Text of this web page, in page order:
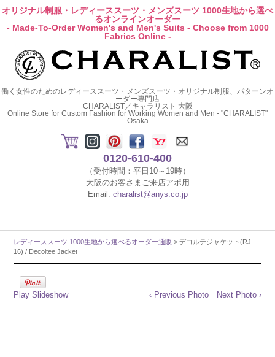
オリジナル制服・レディーススーツ・メンズスーツ 1000生地から選べ
るオンラインオーダー
- Made-To-Order Women's and Men's Suits - Choose from 1000
Fabrics Online -
働く女性のためのレディーススーツ・メンズスーツ・オリジナル制服、パターンオ
ーダー専門店
CHARALIST／キャラリスト 大阪
Online Store for Custom Fashion for Working Women and Men - "CHARALIST"
Osaka
0120-610-400
（受付時間：平日10～19時）
大阪のお客さまご来店アポ用
Email: charalist@anys.co.jp
レディーススーツ 1000生地から選べるオーダー通販 > デコルテジャケット(RJ-
16) / Decoltee Jacket
Play Slideshow ‹ Previous Photo Next Photo ›